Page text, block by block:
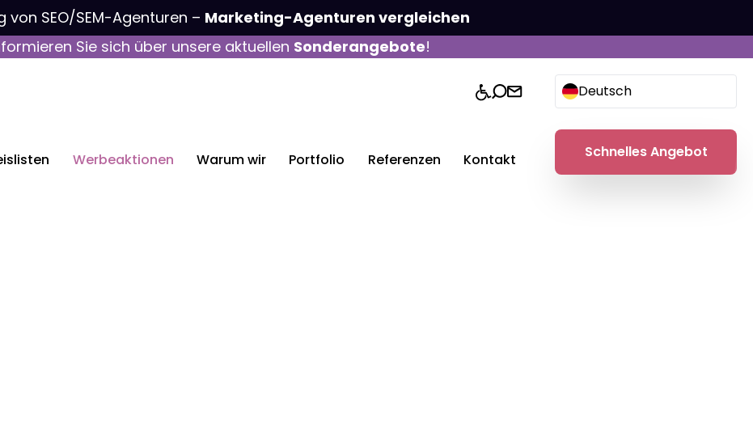
von SEO/SEM-Agenturen – Marketing-Agenturen vergleichen
Sie sich über unsere aktuellen Sonderangebote!
Werbeaktionen Warum wir Portfolio Referenzen Kontakt
Deutsch
Schnelles Angebot